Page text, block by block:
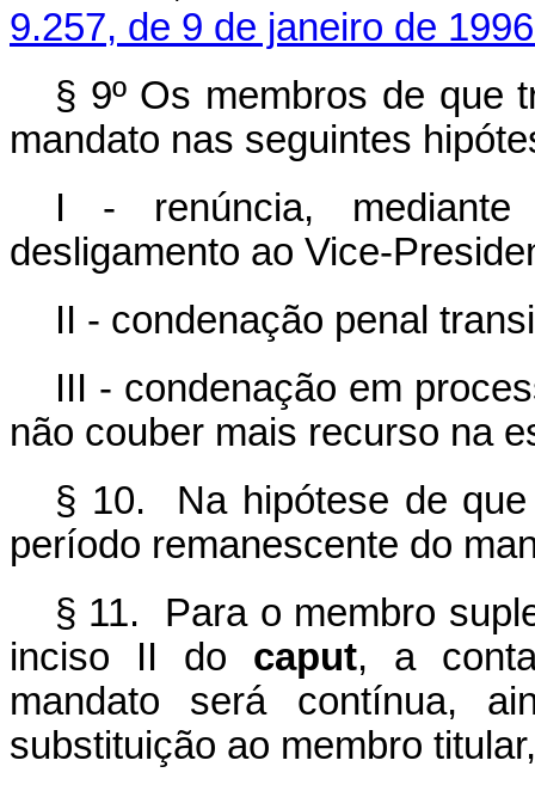
9.257, de 9 de janeiro de
§ 9º Os membros de que
mandato nas seguintes
I - renúncia, mediante
desligamento ao Vice-
II - condenação penal
III - condenação em
não couber mais recurso na
§ 10. Na hipótese de
período remanescente do
§ 11. Para o membro
inciso II do caput, a
mandato será contínua,
substituição ao membro